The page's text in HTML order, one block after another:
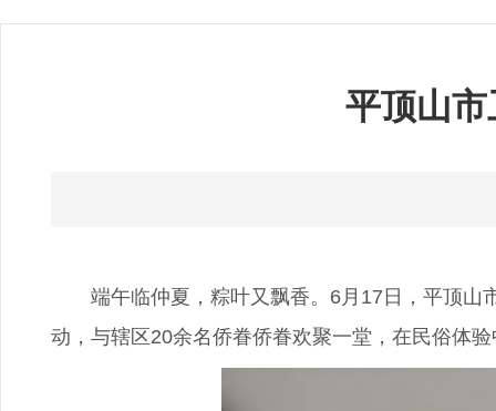
平顶山
端午临仲夏，粽叶又飘香。6月17日，平顶山市
动，与辖区20余名侨眷侨眷欢聚一堂，在民俗体